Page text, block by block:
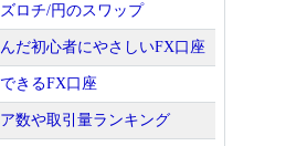
ロチ/円のスワップ
だ初心者にやさしいFX口座
きるFX口座
数や取引量ランキング